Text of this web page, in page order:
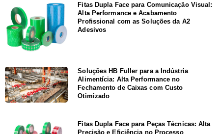
Fitas Dupla Face para Comunicação Visual:
Alta Performance e Acabamento
Profissional com as Soluções da A2
Adesivos
Soluções HB Fuller para a Indústria
Alimentícia: Alta Performance no
Fechamento de Caixas com Custo
Otimizado
Fitas Dupla Face para Peças Técnicas: Alta
Precisão e Eficiência no Processo